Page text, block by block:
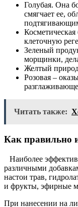
Голубая. Она
смягчает ее,
клеточную
Зеленый
морщинки,
Желтый
Розовая –
Читать также:
Как правильно
Наиболее
различными
настои трав,
и фрукты, эфирные
При нанесении на